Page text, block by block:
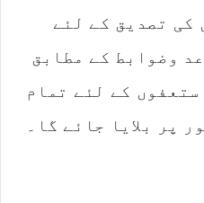
کی تصدیق کے لئے
وضوابط کے مطابق
کے لئے تمام
پر بلایا جائے گا۔